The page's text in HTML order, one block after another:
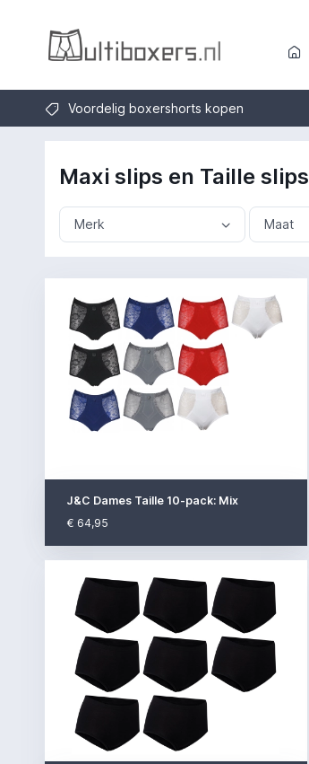
Voordelig boxershorts kopen
Maxi slips en Taille slips
Merk Maat
J&C Dames Taille 10-pack: Mix
€ 64,95